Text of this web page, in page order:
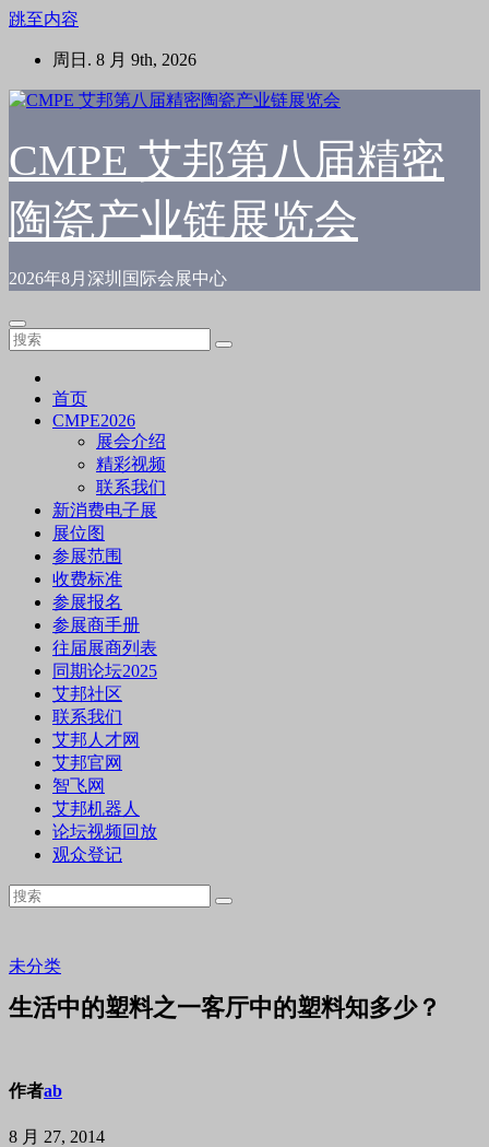
跳至内容
周日. 8 月 9th, 2026
CMPE 艾邦第八届精密
陶瓷产业链展览会
2026年8月深圳国际会展中心
首页
CMPE2026
展会介绍
精彩视频
联系我们
新消费电子展
展位图
参展范围
收费标准
参展报名
参展商手册
往届展商列表
同期论坛2025
艾邦社区
联系我们
艾邦人才网
艾邦官网
智飞网
艾邦机器人
论坛视频回放
观众登记
未分类
生活中的塑料之一客厅中的塑料知多少？
作者ab
8 月 27, 2014